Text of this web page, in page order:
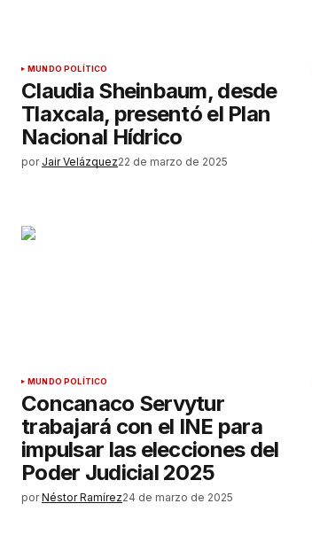
MUNDO POLÍTICO
Claudia Sheinbaum, desde
Tlaxcala, presentó el Plan
Nacional Hídrico
por Jair Velázquez22 de marzo de 2025
MUNDO POLÍTICO
Concanaco Servytur
trabajará con el INE para
impulsar las elecciones del
Poder Judicial 2025
por Néstor Ramírez24 de marzo de 2025